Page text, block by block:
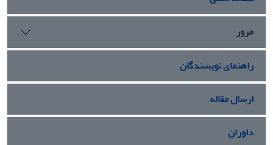
مرور
راهنمای نویسندگان
ارسال مقاله
داوران